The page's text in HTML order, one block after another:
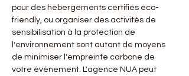
pour des hébergements certifiés éco-
friendly, ou organiser des activités de
sensibilisation à la protection de
l'environnement sont autant de moyens
de minimiser l'empreinte carbone de
votre événement. L'agence NUA peut